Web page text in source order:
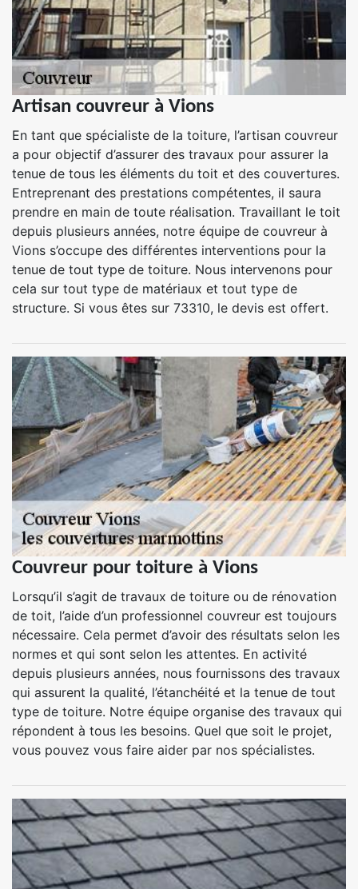
Artisan couvreur à Vions
En tant que spécialiste de la toiture, l’artisan couvreur
a pour objectif d’assurer des travaux pour assurer la
tenue de tous les éléments du toit et des couvertures.
Entreprenant des prestations compétentes, il saura
prendre en main de toute réalisation. Travaillant le toit
depuis plusieurs années, notre équipe de couvreur à
Vions s’occupe des différentes interventions pour la
tenue de tout type de toiture. Nous intervenons pour
cela sur tout type de matériaux et tout type de
structure. Si vous êtes sur 73310, le devis est offert.
Couvreur pour toiture à Vions
Lorsqu’il s’agit de travaux de toiture ou de rénovation
de toit, l’aide d’un professionnel couvreur est toujours
nécessaire. Cela permet d’avoir des résultats selon les
normes et qui sont selon les attentes. En activité
depuis plusieurs années, nous fournissons des travaux
qui assurent la qualité, l’étanchéité et la tenue de tout
type de toiture. Notre équipe organise des travaux qui
répondent à tous les besoins. Quel que soit le projet,
vous pouvez vous faire aider par nos spécialistes.